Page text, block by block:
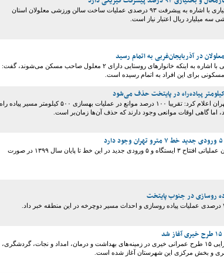
مدیرکل بهزیستی چهارمحال و بختیاری با اشاره به پیشرفت ۹۳ درصدی عملیات ساخت سالن ورزشی معلولان استان
میلیارد ریال اعتبار نیاز است.
مدیرکل بنیاد مسکن آذربایجان‌غربی با اشاره به اینکه خانوارهای روستایی دارای ۲ معلول صاحب مسکن می‌شوند، گفت:
معاون فنی و عمرانی شهرداری تهران اعلام کرد: تقریبا ۱۰۰ درصد موانع در عملیات بهسازی ۵۰۰ کیلومتر مسیر پیاده راه‌
گاهی اوقات موانعی وجود دارند که حذف آن‌ها زمان‌بر است.
مجری خط ۷ مترو تهران، از امکان عملیاتی افتتاح ۳ ایستگاه و ۵ ورودی جدید در این خط تا پایان سال ۱۳۹۹ در صورت
فرماندار مهریز گفت: عملیات اجرایی ۱۵ طرح عمرانی خیری در زمینه‌های بهداشت و درمان، امداد و نجات، گردشگری،
و بخش مرکزی این شهرستان آغاز شده است.